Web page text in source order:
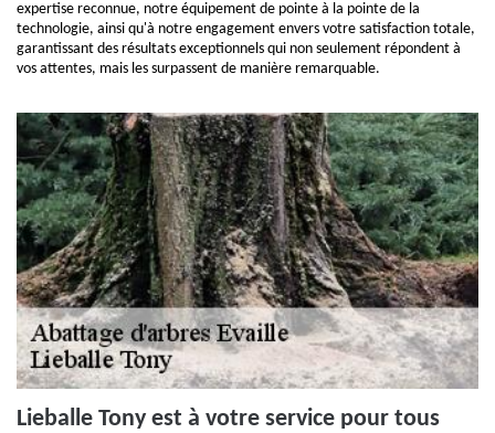
expertise reconnue, notre équipement de pointe à la pointe de la
technologie, ainsi qu'à notre engagement envers votre satisfaction totale,
garantissant des résultats exceptionnels qui non seulement répondent à
vos attentes, mais les surpassent de manière remarquable.
Lieballe Tony est à votre service pour tous